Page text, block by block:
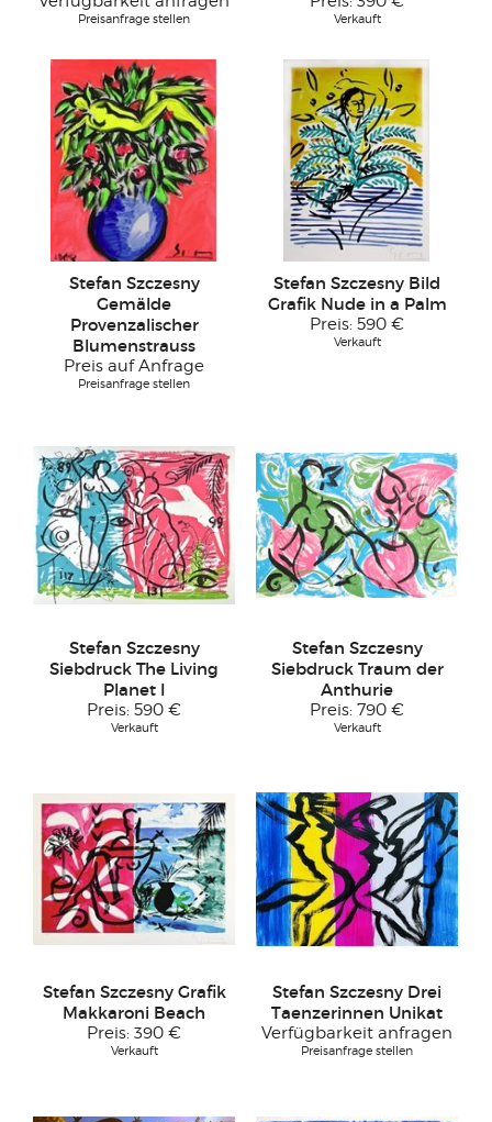
Preisanfrage stellen Verkauft
Stefan Szczesny
Gemälde
Provenzalischer
Blumenstrauss
Preis auf Anfrage
Preisanfrage stellen
Stefan Szczesny Bild
Grafik Nude in a Palm
Preis: 590 €
Verkauft
Stefan Szczesny
Siebdruck The Living
Planet I
Preis: 590 €
Verkauft
Stefan Szczesny
Siebdruck Traum der
Anthurie
Preis: 790 €
Verkauft
Stefan Szczesny Grafik
Makkaroni Beach
Preis: 390 €
Verkauft
Stefan Szczesny Drei
Taenzerinnen Unikat
Verfügbarkeit anfragen
Preisanfrage stellen